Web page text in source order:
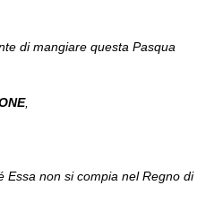
di mangiare questa Pasqua
,
Essa non si compia nel Regno di